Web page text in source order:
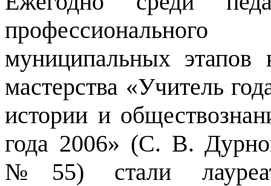
муниципальных этапов
мастерства «Учитель
истории и
года 2006» (С. В.
№55) стали